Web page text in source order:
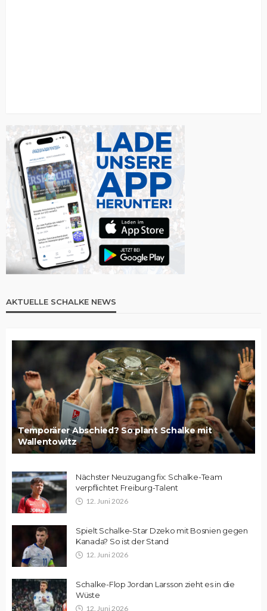
AKTUELLE SCHALKE NEWS
Temporärer Abschied? So plant Schalke mit
Wallentowitz
Nächster Neuzugang fix: Schalke-Team
verpflichtet Freiburg-Talent
12. Juni 2026
Spielt Schalke-Star Dzeko mit Bosnien gegen
Kanada? So ist der Stand
12. Juni 2026
Schalke-Flop Jordan Larsson zieht es in die
Wüste
12. Juni 2026